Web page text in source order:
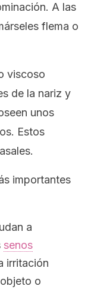
A las
flema o
viscoso
de la nariz y
unos
Estos
importantes
a
senos
irritación
o